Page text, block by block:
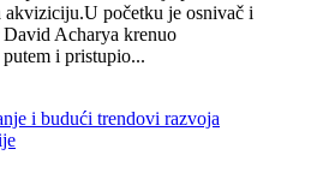
akviziciju.U početku je osnivač i
Acharya krenuo
i pristupio...